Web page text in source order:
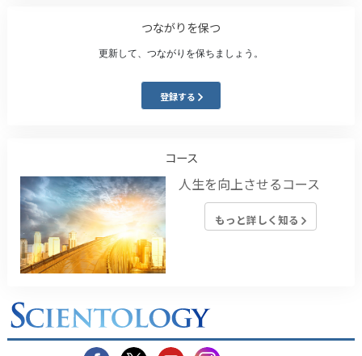
つながりを保つ
更新して、つながりを保ちましょう。
登録する
コース
人生を向上させるコース
もっと詳しく知る